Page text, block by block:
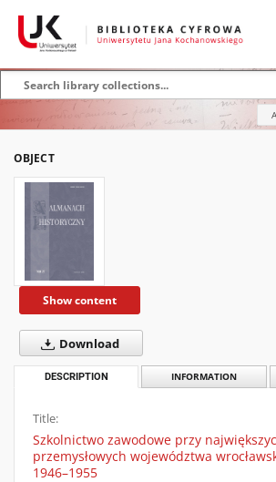
OBJECT
Show content
Download
DESCRIPTION INFORMATION
Title:
Szkolnictwo zawodowe przy
przemysłowych województwa
1946–1955